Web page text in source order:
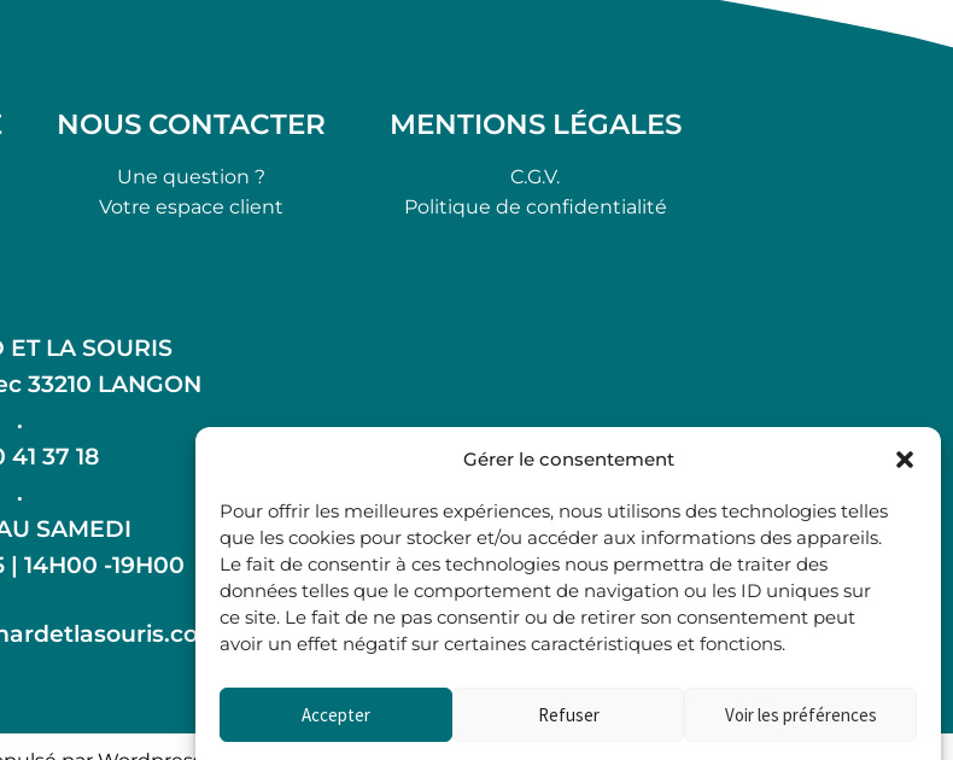
Gérer le consentement
Pour offrir les meilleures expériences, nous utilisons des technologies telles
que les cookies pour stocker et/ou accéder aux informations des appareils.
Le fait de consentir à ces technologies nous permettra de traiter des
données telles que le comportement de navigation ou les ID uniques sur
ce site. Le fait de ne pas consentir ou de retirer son consentement peut
avoir un effet négatif sur certaines caractéristiques et fonctions.
Accepter Refuser Voir les préférences
NOUS CONTACTER
Une question ?
Votre espace client
MENTIONS LÉGALES
C.G.V.
Politique de confidentialité
ET LA SOURIS
33210 LANGON
.
41 37 18
.
SAMEDI
| 14H00 -19H00